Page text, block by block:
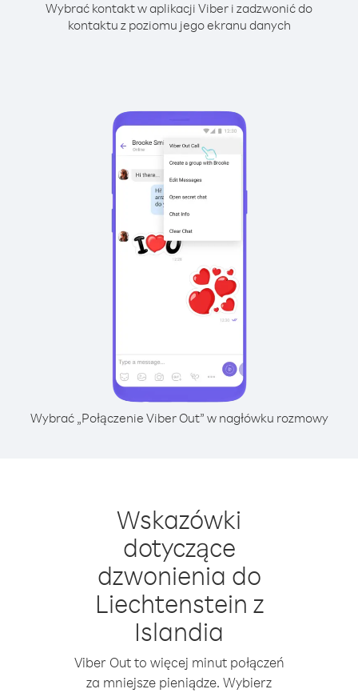
Wybrać kontakt w aplikacji Viber i zadzwonić do
kontaktu z poziomu jego ekranu danych
Wybrać „Połączenie Viber Out” w nagłówku rozmowy
Wskazówki
dotyczące
dzwonienia do
Liechtenstein z
Islandia
Viber Out to więcej minut połączeń
za mniejsze pieniądze. Wybierz